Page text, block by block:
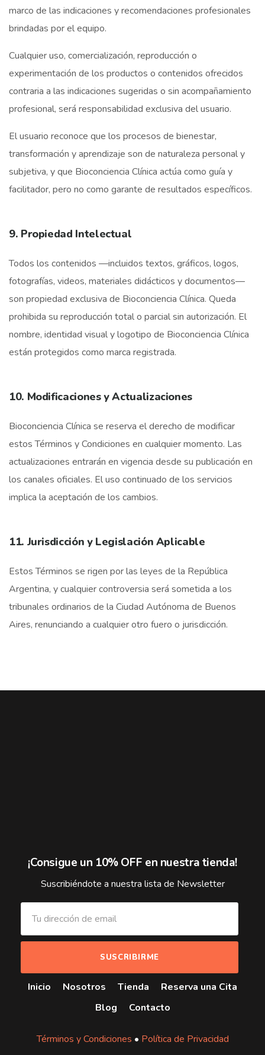
marco de las indicaciones y recomendaciones profesionales
brindadas por el equipo.
Cualquier uso, comercialización, reproducción o
experimentación de los productos o contenidos ofrecidos
contraria a las indicaciones sugeridas o sin acompañamiento
profesional, será responsabilidad exclusiva del usuario.
El usuario reconoce que los procesos de bienestar,
transformación y aprendizaje son de naturaleza personal y
subjetiva, y que Bioconciencia Clínica actúa como guía y
facilitador, pero no como garante de resultados específicos.
9. Propiedad Intelectual
Todos los contenidos —incluidos textos, gráficos, logos,
fotografías, videos, materiales didácticos y documentos—
son propiedad exclusiva de Bioconciencia Clínica. Queda
prohibida su reproducción total o parcial sin autorización. El
nombre, identidad visual y logotipo de Bioconciencia Clínica
están protegidos como marca registrada.
10. Modificaciones y Actualizaciones
Bioconciencia Clínica se reserva el derecho de modificar
estos Términos y Condiciones en cualquier momento. Las
actualizaciones entrarán en vigencia desde su publicación en
los canales oficiales. El uso continuado de los servicios
implica la aceptación de los cambios.
11. Jurisdicción y Legislación Aplicable
Estos Términos se rigen por las leyes de la República
Argentina, y cualquier controversia será sometida a los
tribunales ordinarios de la Ciudad Autónoma de Buenos
Aires, renunciando a cualquier otro fuero o jurisdicción.
¡Consigue un 10% OFF en nuestra tienda!
Suscribiéndote a nuestra lista de Newsletter
Inicio Nosotros Tienda
Reserva una Cita
Blog
Contacto
Términos y Condiciones • Política de Privacidad